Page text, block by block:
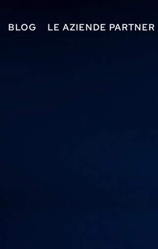
BLOG LE AZIENDE PARTNER